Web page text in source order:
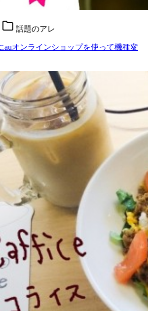
話題のアレ
auオンラインショップを使って機種変